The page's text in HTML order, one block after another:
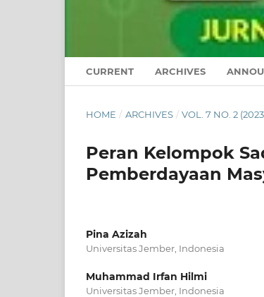
CURRENT ARCHIVES
HOME / ARCHIVES / VOL. 7 NO. 2
Peran Kelompok
Pemberdayaan
Pina Azizah
Universitas Jember, Indonesia
Muhammad Irfan Hilmi
Universitas Jember, Indonesia